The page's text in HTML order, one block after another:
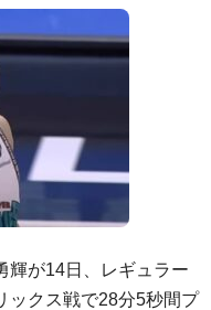
輝が14日、レギュラー
ックス戦で28分5秒間プ